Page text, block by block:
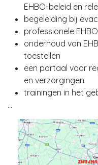
EHBO-beleid en
begeleiding bij
professionele
onderhoud van
toestellen
een portaal voor
en verzorgingen
trainingen in het
...